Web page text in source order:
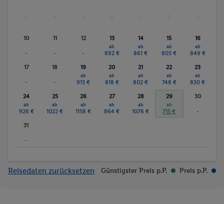
10
-
11
-
12
-
13
ab
892 €
14
ab
861 €
15
ab
803 €
16
ab
849 €
17
-
18
-
19
ab
913 €
20
ab
818 €
21
ab
802 €
22
ab
748 €
23
ab
830 €
24
ab
926 €
25
ab
1022 €
26
ab
1158 €
27
ab
864 €
28
ab
1076 €
29
ab
715 €
30
-
31
-
Reisedaten zurücksetzen Günstigster Preis p.P. Preis p.P.